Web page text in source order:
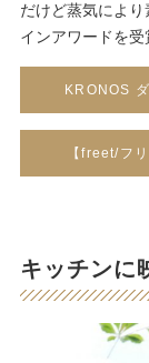
だけど蒸気によ
インアワードを受
KRONOS
【freet/フ
キッチンに